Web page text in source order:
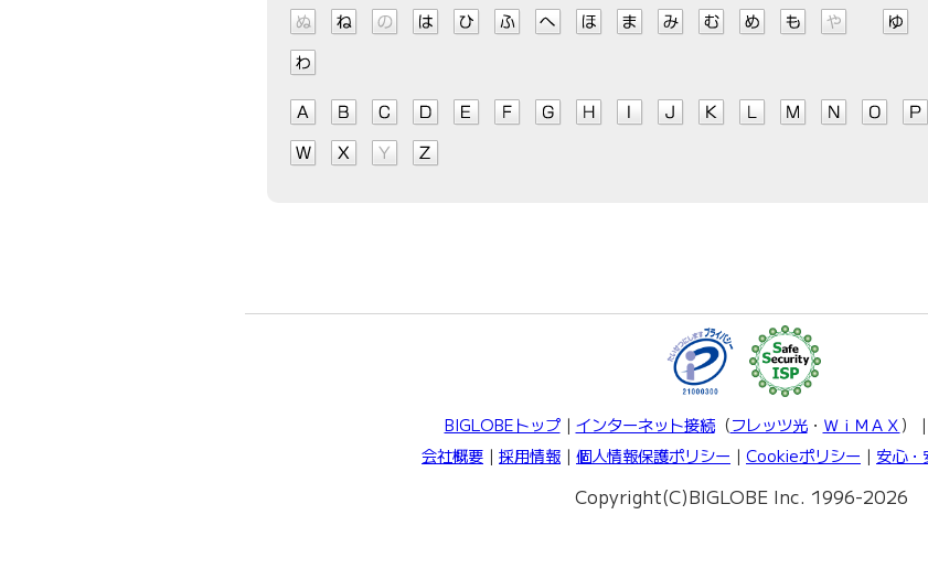
BIGLOBEトップ｜ インターネット接続（フレッツ光・ ＷｉＭＡＸ）｜
会社概要 ｜ 採用情報 ｜ 個人情報保護ポリシー ｜ Cookieポリシー ｜ 安心・
Copyright(C)BIGLOBE Inc. 1996-2026